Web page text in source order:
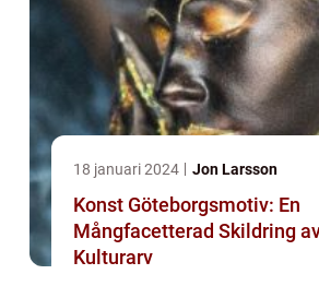
18 januari 2024 Jon Larsson
Konst Göteborgsmotiv: En
Mångfacetterad Skildring
Kulturarv